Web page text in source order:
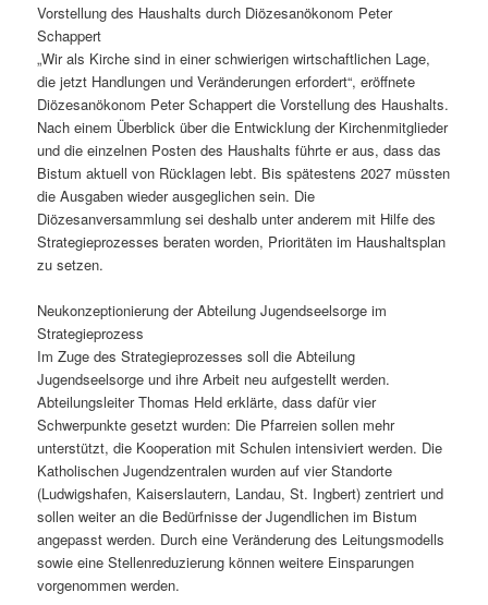
Vorstellung des Haushalts durch Diözesanökonom Peter
Schappert
„Wir als Kirche sind in einer schwierigen wirtschaftlichen Lage,
die jetzt Handlungen und Veränderungen erfordert“, eröffnete
Diözesanökonom Peter Schappert die Vorstellung des Haushalts.
Nach einem Überblick über die Entwicklung der Kirchenmitglieder
und die einzelnen Posten des Haushalts führte er aus, dass das
Bistum aktuell von Rücklagen lebt. Bis spätestens 2027 müssten
die Ausgaben wieder ausgeglichen sein. Die
Diözesanversammlung sei deshalb unter anderem mit Hilfe des
Strategieprozesses beraten worden, Prioritäten im Haushaltsplan
zu setzen.
Neukonzeptionierung der Abteilung Jugendseelsorge im
Strategieprozess
Im Zuge des Strategieprozesses soll die Abteilung
Jugendseelsorge und ihre Arbeit neu aufgestellt werden.
Abteilungsleiter Thomas Held erklärte, dass dafür vier
Schwerpunkte gesetzt wurden: Die Pfarreien sollen mehr
unterstützt, die Kooperation mit Schulen intensiviert werden. Die
Katholischen Jugendzentralen wurden auf vier Standorte
(Ludwigshafen, Kaiserslautern, Landau, St. Ingbert) zentriert und
sollen weiter an die Bedürfnisse der Jugendlichen im Bistum
angepasst werden. Durch eine Veränderung des Leitungsmodells
sowie eine Stellenreduzierung können weitere Einsparungen
vorgenommen werden.